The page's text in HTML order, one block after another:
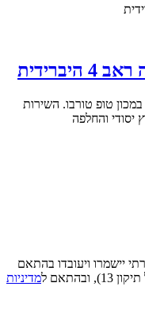
ראב 4 היברידית במכון טופ טורבו. השירות
יסודי והחלפה
יישמרו ויעובדו בהתאם
מדיניות